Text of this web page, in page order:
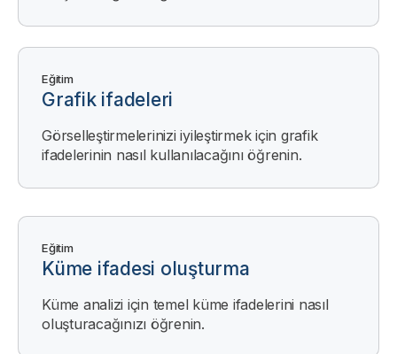
Eğitim
Grafik ifadeleri
Görselleştirmelerinizi iyileştirmek için grafik
ifadelerinin nasıl kullanılacağını öğrenin.
Eğitim
Küme ifadesi oluşturma
Küme analizi için temel küme ifadelerini nasıl
oluşturacağınızı öğrenin.